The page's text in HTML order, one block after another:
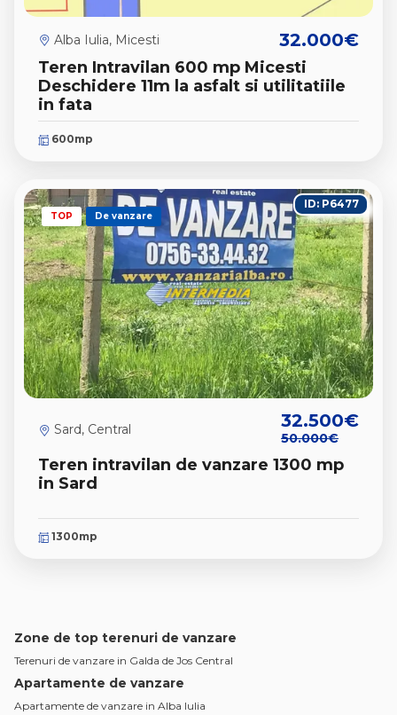
Teren Intravilan 600 mp Micesti
Deschidere 11m la asfalt si utilitatiile
in fata
Alba Iulia, Micesti 32.000€
600mp
TOP De vanzare
Teren intravilan de vanzare 1300 mp
in Sard
Sard, Central 32.500€
50.000€
1300mp
ID: P6477
Zone de top terenuri de vanzare
Terenuri de vanzare in Galda de Jos Central
Apartamente de vanzare
Apartamente de vanzare in Alba Iulia